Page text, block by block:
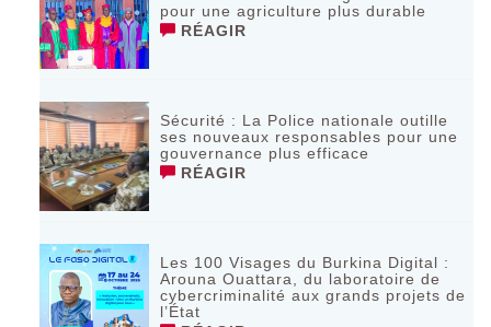
pour une agriculture plus durable
RÉAGIR
Sécurité : La Police nationale outille
ses nouveaux responsables pour une
gouvernance plus efficace
RÉAGIR
Les 100 Visages du Burkina Digital :
Arouna Ouattara, du laboratoire de
cybercriminalité aux grands projets de
l’État